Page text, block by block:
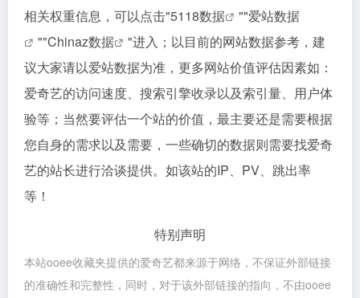
相关权重信息，可以点击"5118数据 ""爱站数据
""Chinaz数据
"进入；以目前的网站数据参考，建
议大家请以爱站数据为准，更多网站价值评估因素如：
爱奇艺的访问速度、搜索引擎收录以及索引量、用户体
验等；当然要评估一个站的价值，最主要还是需要根据
您自身的需求以及需要，一些确切的数据则需要找爱奇
艺的站长进行洽谈提供。如该站的IP、PV、跳出率
等！
特别声明
本站ooee收藏夹提供的爱奇艺都来源于网络，不保证外部链接
的准确性和完整性，同时，对于该外部链接的指向，不由ooee